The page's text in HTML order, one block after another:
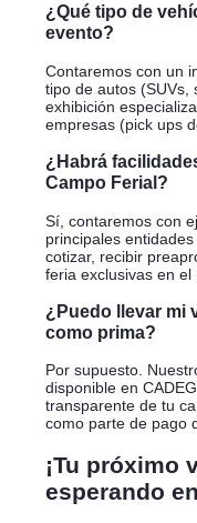
¿Qué tipo de
evento?
Contaremos con un
tipo de autos (SUVs,
exhibición
empresas (pick ups
¿Habrá
Campo Ferial?
Sí, contaremos con
principales
cotizar, recibir
feria exclusivas en el
¿Puedo llevar mi
como prima?
Por supuesto.
disponible en
transparente de tu
como parte de pago
¡Tu próximo
esperando